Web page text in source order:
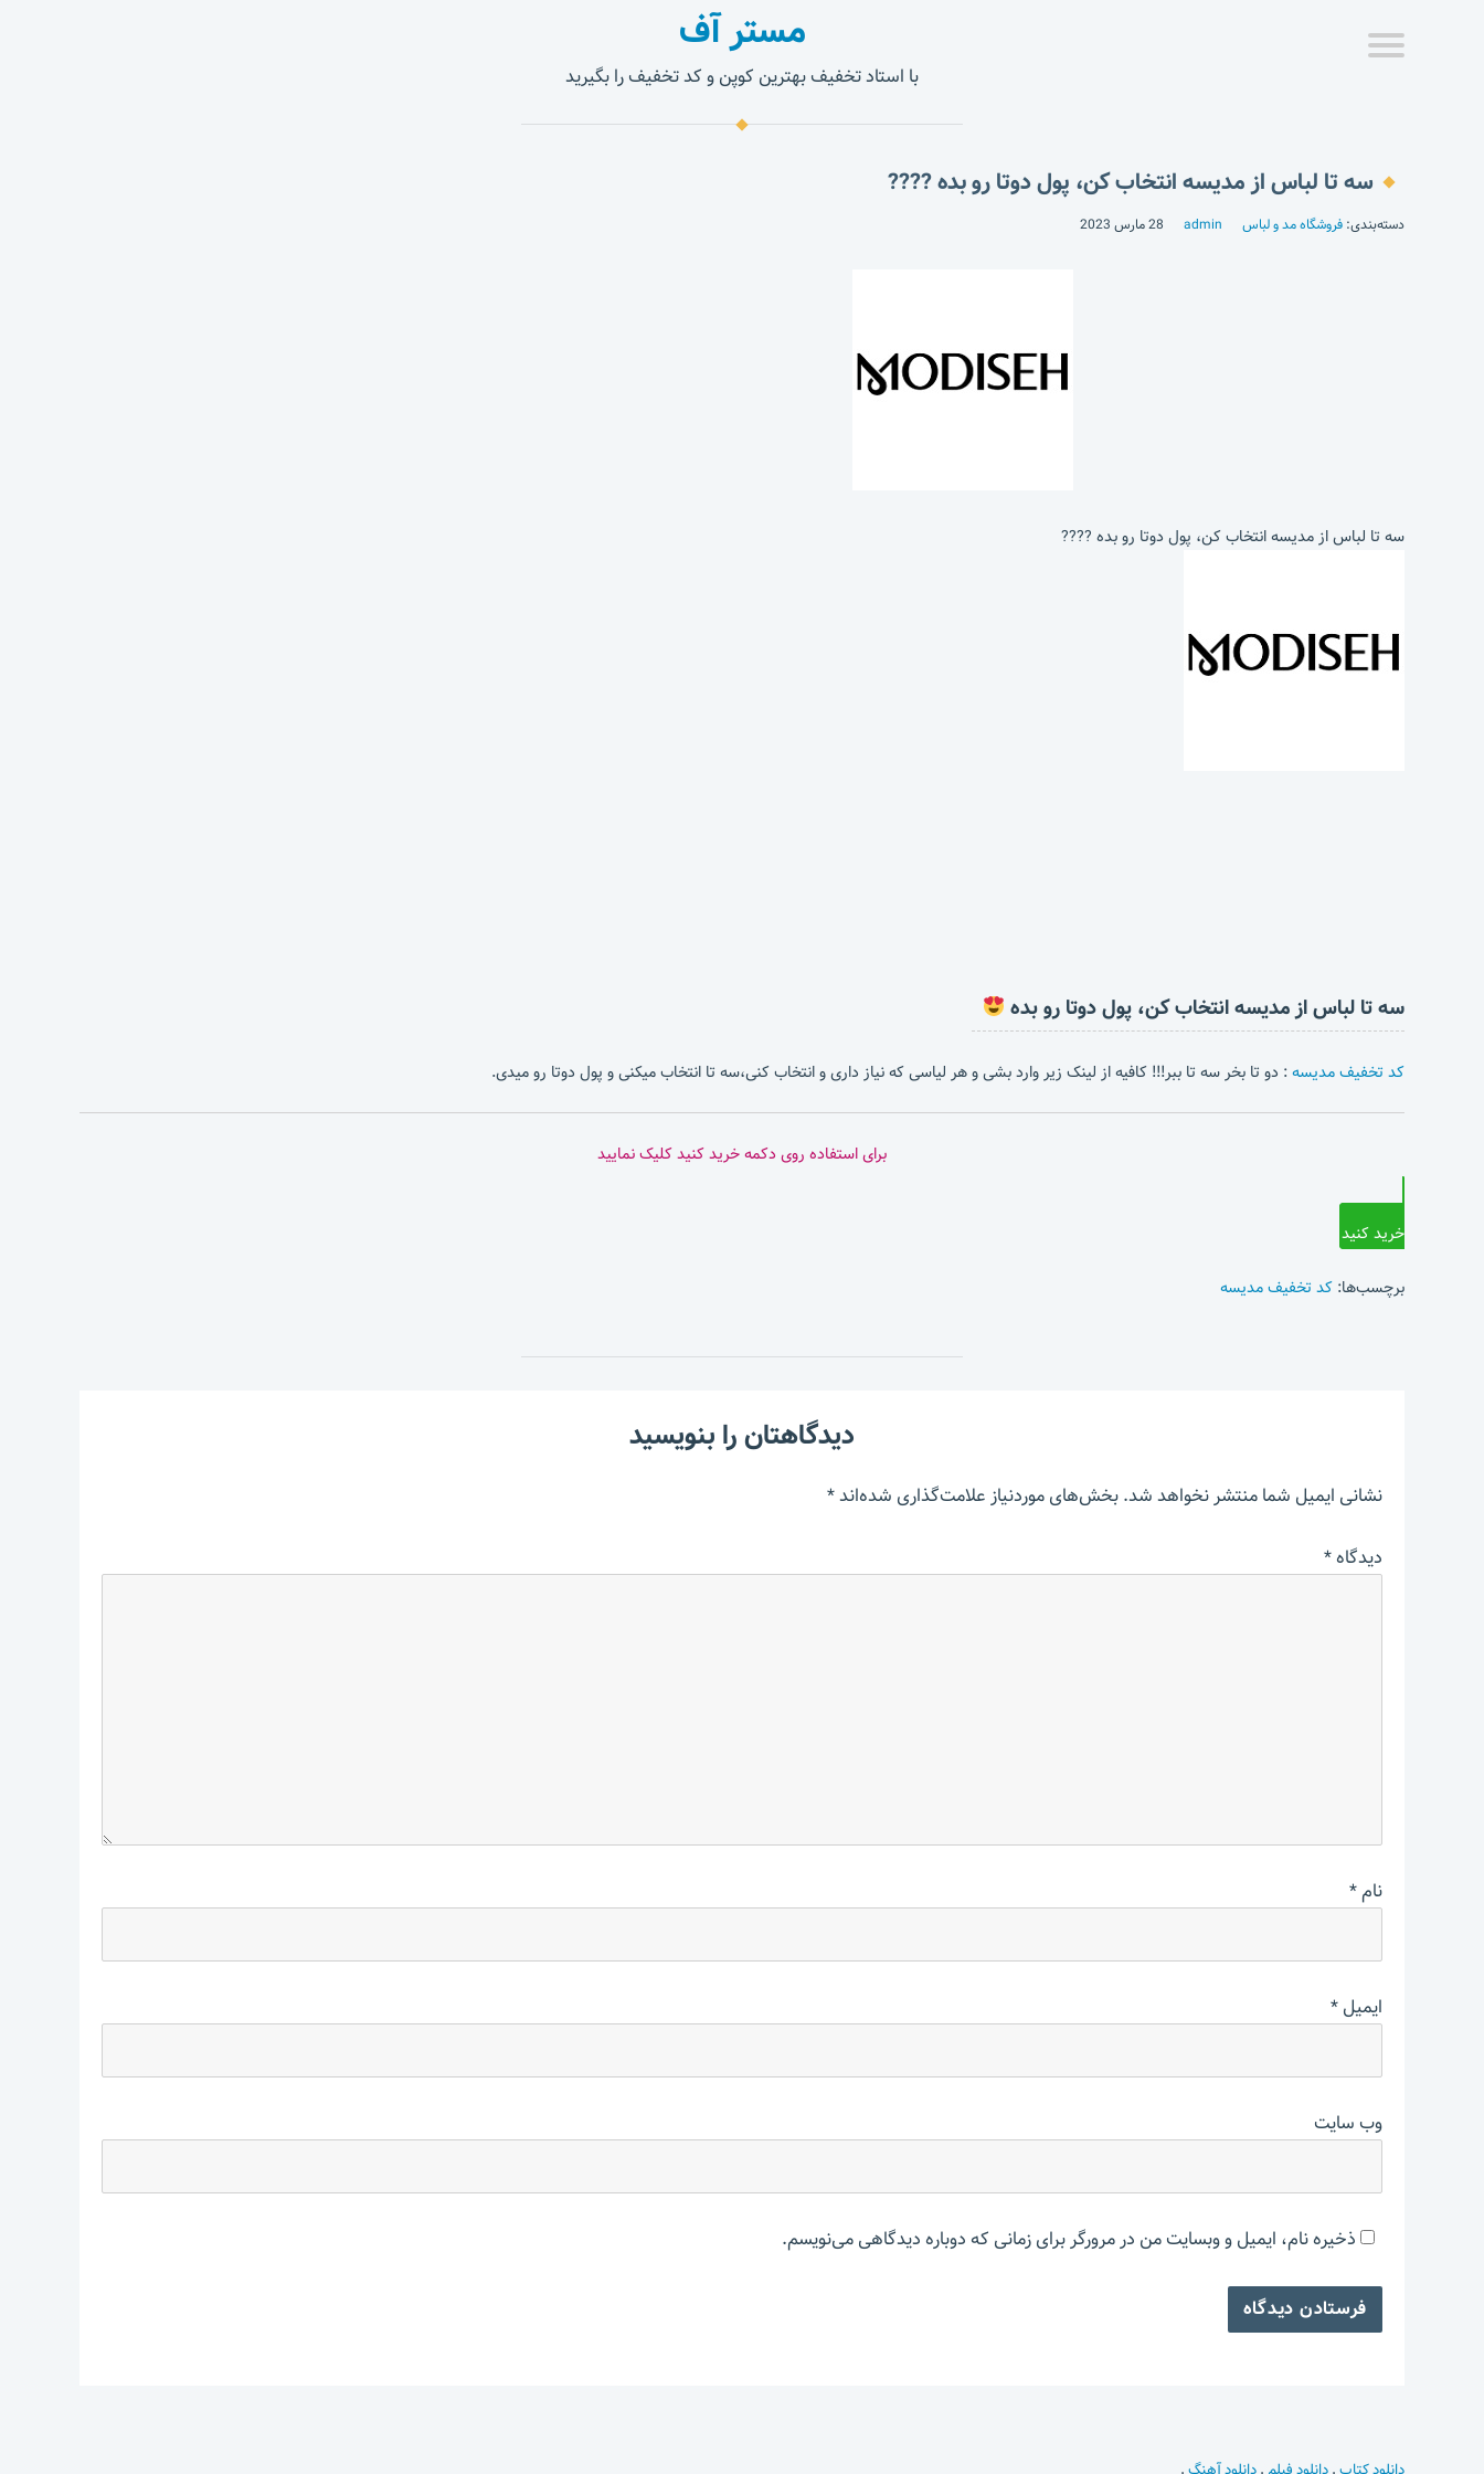
مستر آف
با استاد تخفیف بهترین کوپن و کد تخفیف را بگیرید
سه تا لباس از مدیسه انتخاب کن، پول دوتا رو بده ????
دسته‌بندی: فروشگاه مد و لباس admin 28 مارس 2023
سه تا لباس از مدیسه انتخاب کن، پول دوتا رو بده ????
سه تا لباس از مدیسه انتخاب کن، پول دوتا رو بده
کد تخفیف مدیسه: دو تا بخر سه تا ببر!!! کافیه از لینک زیر وارد بشی و هر لیاسی که نیاز داری و انتخاب کنی،سه تا انتخاب میکنی و پول دوتا رو میدی.
برای استفاده روی دکمه خرید کنید کلیک نمایید
خرید کنید
برچسب‌ها: کد تخفیف مدیسه
دیدگاهتان را بنویسید
نشانی ایمیل شما منتشر نخواهد شد.بخش‌های موردنیاز علامت‌گذاری شده‌اند*
دیدگاه*
نام*
ایمیل*
وب‌ سایت
ذخیره نام، ایمیل و وبسایت من در مرورگر برای زمانی که دوباره دیدگاهی می‌نویسم.
دانلود کتاب.دانلود فیلم .دانلود آهنگ.